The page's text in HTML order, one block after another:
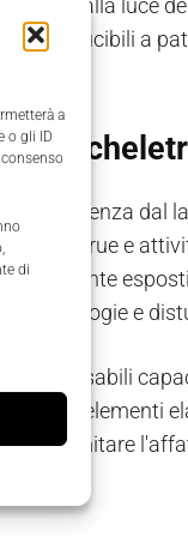
a
o gli ID
di
alla luce
riconducibili a
di assenza dal
incongrue e
patologie e
indossabili
su elementi
limitare